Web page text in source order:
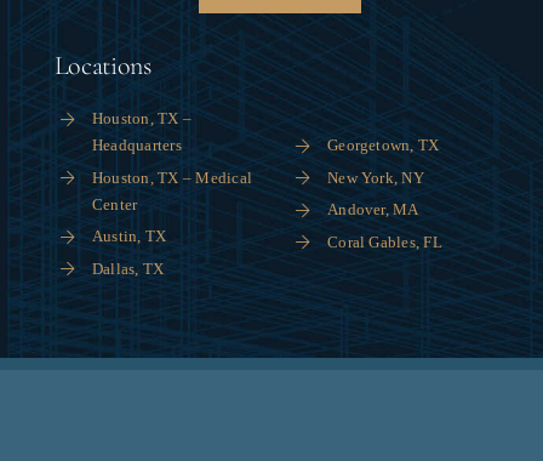
Locations
Houston, TX –
Headquarters
Houston, TX – Medical
Center
Austin, TX
Dallas, TX
Georgetown, TX
New York, NY
Andover, MA
Coral Gables, FL